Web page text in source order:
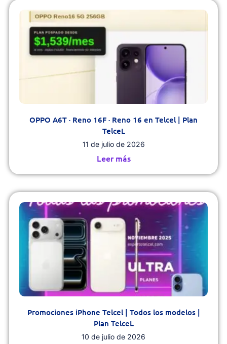
OPPO A6T · Reno 16F · Reno 16 en Telcel | Plan
TelceL
11 de julio de 2026
Leer más
Promociones iPhone Telcel | Todos los modelos |
Plan TelceL
10 de julio de 2026